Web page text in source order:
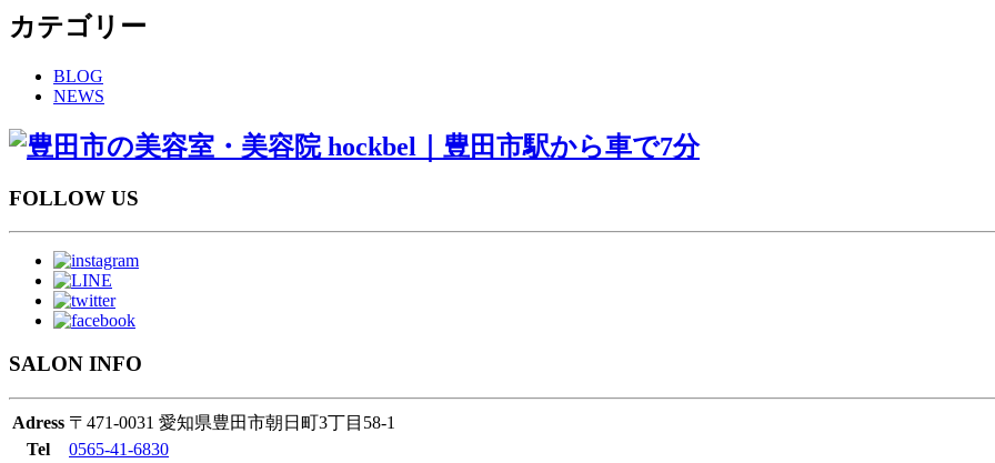
カテゴリー
BLOG
NEWS
FOLLOW US
SALON INFO
Adress 〒471-0031 愛知県豊田市朝日町3丁目58-1
Tel
0565-41-6830